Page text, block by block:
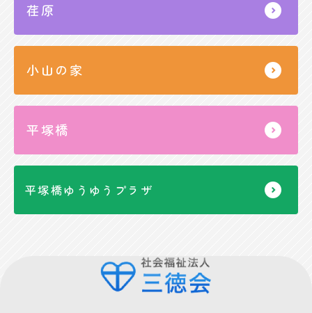
荏原
小山の家
平塚橋
平塚橋ゆうゆうプラザ